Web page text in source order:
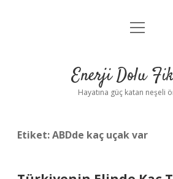
Anasayfa
Yasal Uyarı
menüyü
Enerji Dolu
Hayatına güç katan neşeli
Etiket:ABDde kaç uçak var